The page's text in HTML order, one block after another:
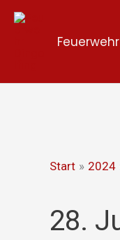
Zum
Start 2024
28.